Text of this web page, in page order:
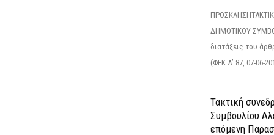
ΔΗΜΟΤΙΚΟΥ
διατάξεις του
(ΦΕΚ Α’ 87, 07-06-
Τακτική
Συμβουλίου
επόμενη